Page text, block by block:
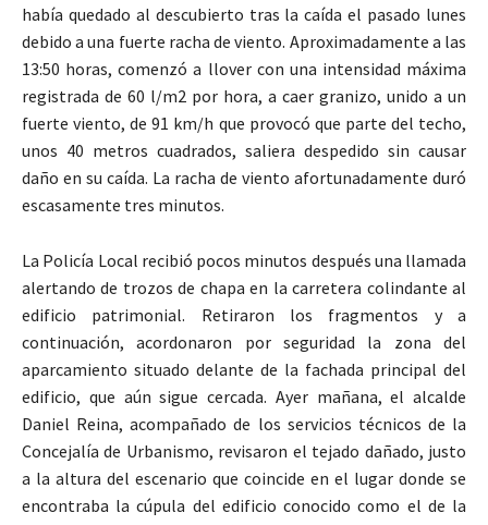
había quedado al descubierto tras la caída el pasado lunes
debido a una fuerte racha de viento. Aproximadamente a las
13:50 horas, comenzó a llover con una intensidad máxima
registrada de 60 l/m2 por hora, a caer granizo, unido a un
fuerte viento, de 91 km/h que provocó que parte del techo,
unos 40 metros cuadrados, saliera despedido sin causar
daño en su caída. La racha de viento afortunadamente duró
escasamente tres minutos.
La Policía Local recibió pocos minutos después una llamada
alertando de trozos de chapa en la carretera colindante al
edificio patrimonial. Retiraron los fragmentos y a
continuación, acordonaron por seguridad la zona del
aparcamiento situado delante de la fachada principal del
edificio, que aún sigue cercada. Ayer mañana, el alcalde
Daniel Reina, acompañado de los servicios técnicos de la
Concejalía de Urbanismo, revisaron el tejado dañado, justo
a la altura del escenario que coincide en el lugar donde se
encontraba la cúpula del edificio conocido como el de la